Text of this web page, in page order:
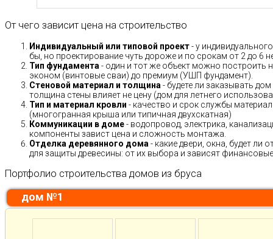
От чего зависит цена на строительство
Индивидуальный или типовой проект- у
бы, но проектирование чуть дороже и по срокам от 2 до 6
Тип фундамента - один и тот же объект можно построить
эконом (винтовые сваи) до премиум (УШП фундамент).
Стеновой материал и толщина - будете ли заказывать
толщина стены влияет не цену (дом для летнего
Тип и материал кровли - качество и срок службы
(многогранная крыша или типичная двухскатная)
Коммуникации в доме- водопровод, электрика,
компоненты завист цена и сложность монтажа.
Отделка деревянного дома - какие двери, окна, будет
для защиты древесины: от их выбора и зависят
Портфолио строительства домов из бруса
дом №1